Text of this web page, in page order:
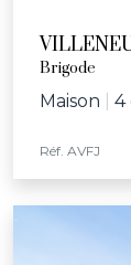
Brigode
Maison 4
Réf. AVFJ